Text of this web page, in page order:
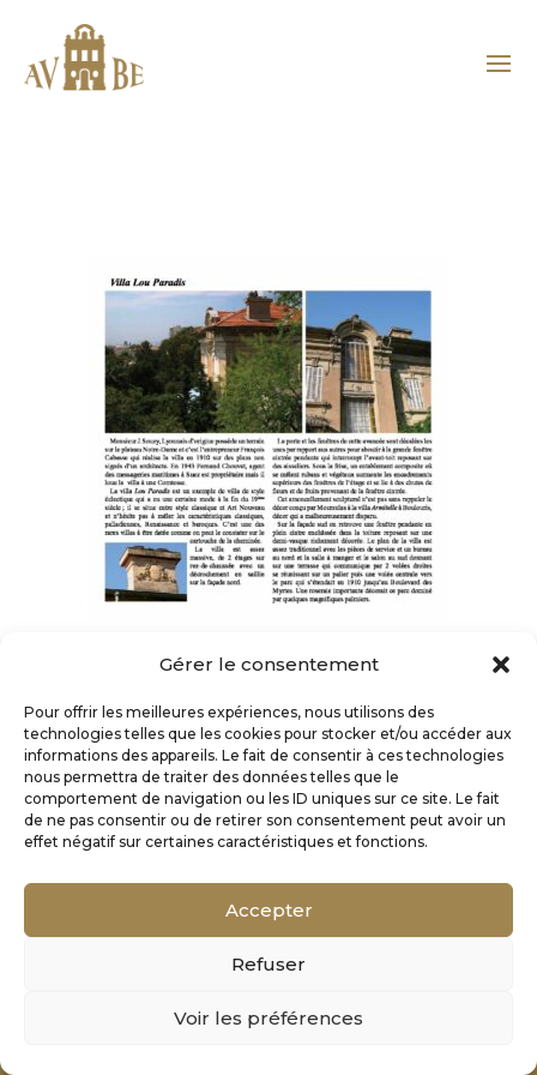
Gérer le consentement
Pour offrir les meilleures expériences, nous utilisons des
technologies telles que les cookies pour stocker et/ou accéder aux
informations des appareils. Le fait de consentir à ces technologies
nous permettra de traiter des données telles que le
comportement de navigation ou les ID uniques sur ce site. Le fait
de ne pas consentir ou de retirer son consentement peut avoir un
effet négatif sur certaines caractéristiques et fonctions.
Accepter
Refuser
Voir les préférences
Mentions Légales